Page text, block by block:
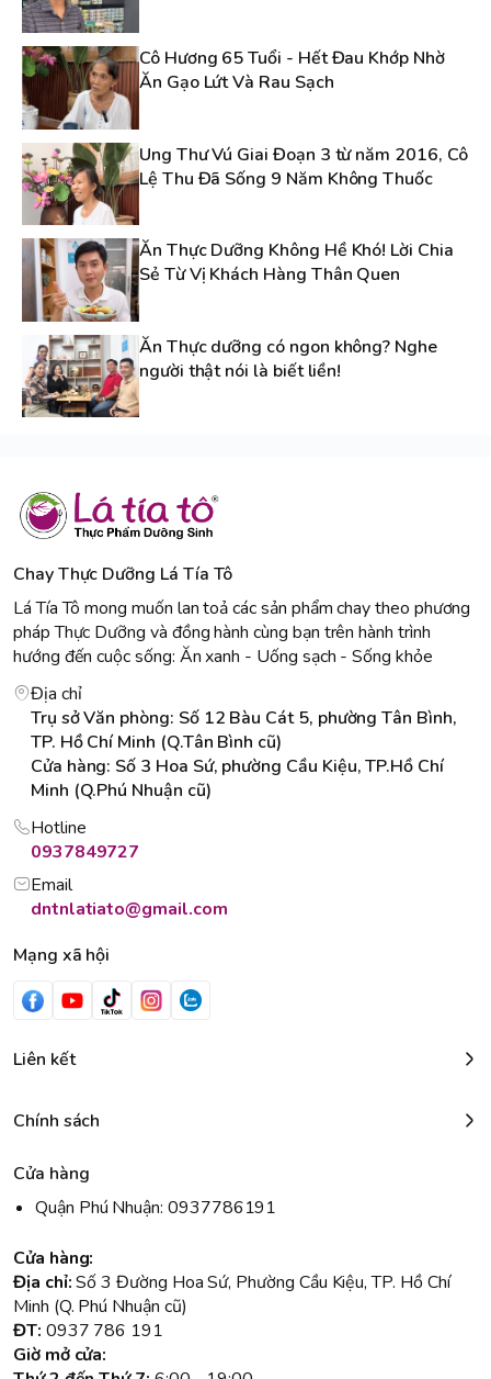
Cô Hương 65 Tuổi - Hết Đau Khớp Nhờ
Ăn Gạo Lứt Và Rau Sạch
Ung Thư Vú Giai Đoạn 3 từ năm 2016, Cô
Lệ Thu Đã Sống 9 Năm Không Thuốc
Ăn Thực Dưỡng Không Hề Khó! Lời Chia
Sẻ Từ Vị Khách Hàng Thân Quen
Ăn Thực dưỡng có ngon không? Nghe
người thật nói là biết liền!
Chay Thực Dưỡng Lá Tía Tô
Lá Tía Tô mong muốn lan toả các sản phẩm chay theo phương
pháp Thực Dưỡng và đồng hành cùng bạn trên hành trình
hướng đến cuộc sống: Ăn xanh - Uống sạch - Sống khỏe
Địa chỉ
Trụ sở Văn phòng: Số 12 Bàu Cát 5, phường Tân Bình,
TP. Hồ Chí Minh (Q.Tân Bình cũ)
Cửa hàng: Số 3 Hoa Sứ, phường Cầu Kiệu, TP.Hồ Chí
Minh (Q.Phú Nhuận cũ)
Hotline
0937849727
Email
dntnlatiato@gmail.com
Mạng xã hội
Liên kết
Chính sách
Cửa hàng
Quận Phú Nhuận: 0937786191
Cửa hàng:
Địa chỉ:Số 3 Đường Hoa Sứ, Phường Cầu Kiệu, TP. Hồ Chí
Minh (Q. Phú Nhuận cũ)
ĐT: 0937 786 191
Giờ mở cửa: